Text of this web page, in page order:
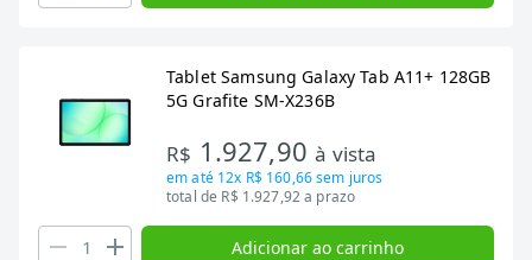
Tablet Samsung Galaxy Tab A11+ 128GB
5G Grafite SM-X236B
R$ 1.927,90à vista
em até 12x R$ 160,66sem juros
total de R$ 1.927,92 a prazo
Adicionar ao carrinho